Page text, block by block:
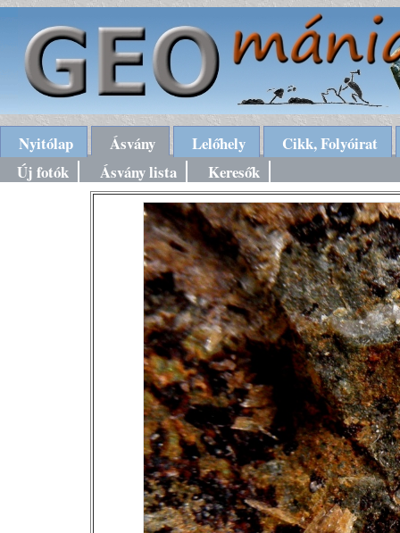
Nyitólap Ásvány Lelőhely
Cikk, Folyóirat
Új fotók
Ásvány lista Keresők